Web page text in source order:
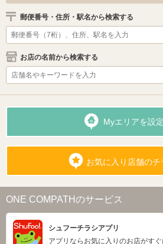
郵便番号・住所・駅名から検索する
お店の名前から検索する
Myエリアを設
お気に入り店舗のチ
ONE COMPATHのサービス
シュフーチラシアプリ
アプリならお気に入りのお店がすぐ